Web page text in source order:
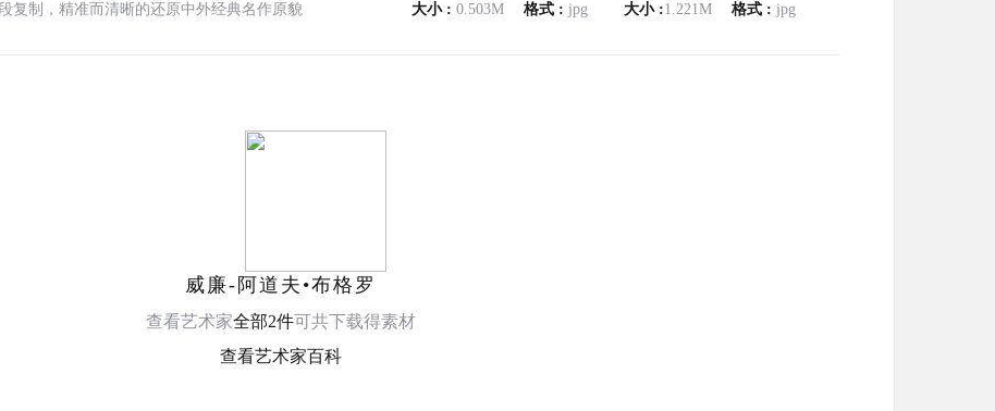
复制，精准而清晰的还原中外经典名作原貌 大小 : 0.503M 格式 : jpg 大小 :1.221M 格式 : jpg
威廉-阿道夫•布格罗
查看艺术家全部2件可共下载得素材
查看艺术家百科